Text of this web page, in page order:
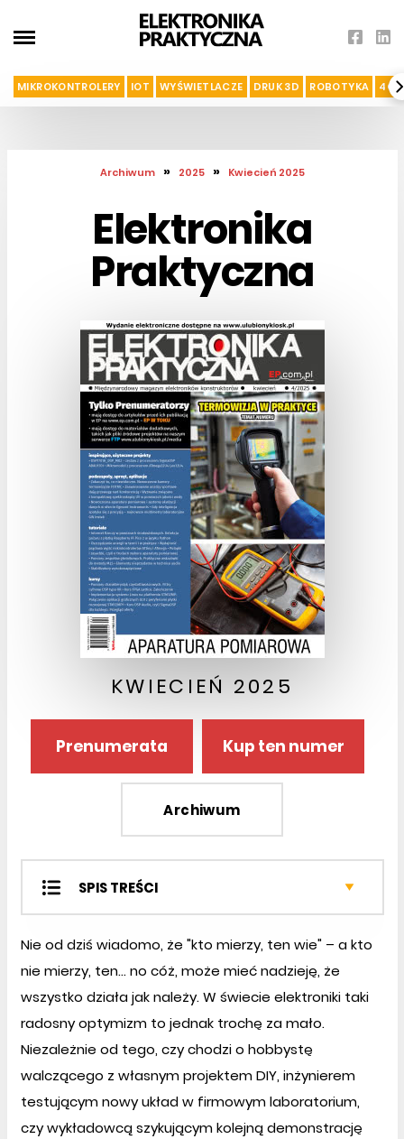
MIKROKONTROLERY IOT WYŚWIETLACZE DRUK 3D ROBOTYKA 4G I
Archiwum » 2025 » Kwiecień 2025
Elektronika
Praktyczna
KWIECIEŃ 2025
Prenumerata Kup ten numer
Archiwum
SPIS TREŚCI
Moduły w aplikacjach
Miniprojekty
Temat miesiąca
Prezentacje
Notatnik konstruktora
Kursy
Elektronika w praktyce
Audio bez tajemnic
Nie od dziś wiadomo, że "kto mierzy, ten wie" – a kto
nie mierzy, ten… no cóż, może mieć nadzieję, że
wszystko działa jak należy. W świecie elektroniki taki
radosny optymizm to jednak trochę za mało.
Niezależnie od tego, czy chodzi o hobbystę
walczącego z własnym projektem DIY, inżynierem
testującym nowy układ w firmowym laboratorium,
czy wykładowcą szykującym kolejną demonstrację